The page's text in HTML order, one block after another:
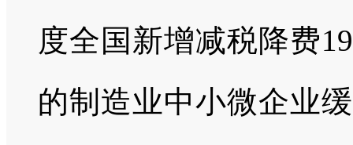
度全国新增减税降费
的制造业中小微企业